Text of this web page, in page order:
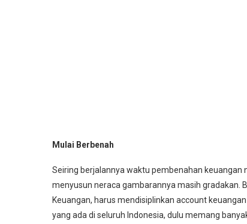
Mulai Berbenah
Seiring berjalannya waktu pembenahan keuangan
menyusun neraca gambarannya masih gradakan.
Keuangan, harus mendisiplinkan account
yang ada di seluruh Indonesia, dulu memang